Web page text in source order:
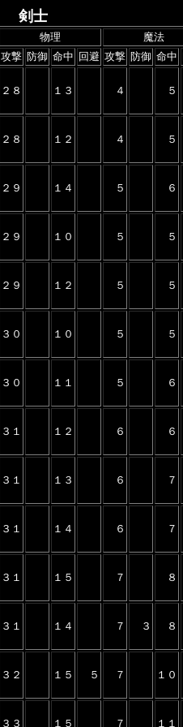
剣士
物理 魔法
攻撃 防御 命中 回避 攻撃 防御 命中
２８ １３ ４ ５
２８ １２ ４ ５
２９ １４ ５ ６
２９ １０ ５ ５
２９ １２ ５ ５
３０ １０ ５ ５
３０ １１ ５ ６
３１ １２ ６ ６
３１ １３ ６ ７
３１ １４ ６ ７
３１ １５ ７ ８
３１ １４ ７ ３ ８
３２ １５ ５ ７ １０
３３ １５ ７ １１